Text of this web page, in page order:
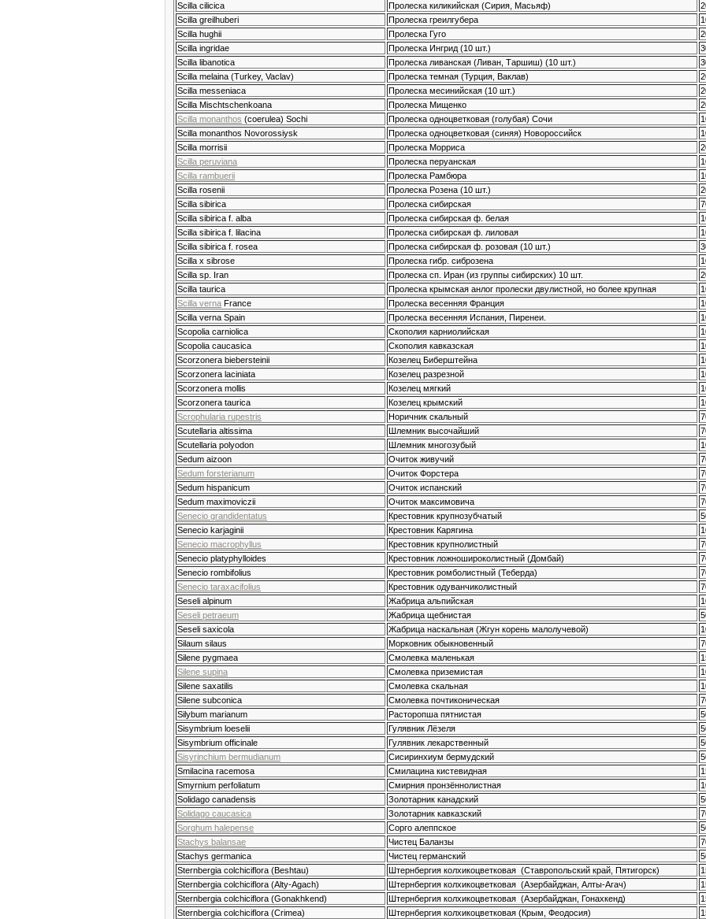
Scilla cilicica
Пролеска киликийская (Сирия, Масьяф)
Scilla greilhuberi
Пролеска греилгубера
Scilla hughii
Пролеска Гуго
Scilla ingridae
Пролеска Ингрид (10 шт.)
Scilla libanotica
Пролеска ливанская (Ливан, Таршиш) (10 шт.)
Scilla melaina (Turkey, Vaclav)
Пролеска темная (Турция, Ваклав)
Scilla messeniaca
Пролеска месинийская (10 шт.)
Scilla Mischtschenkoana
Пролеска Мищенко
Scilla monanthos (coerulea) Sochi Пролеска одноцветковая (голубая) Сочи
Scilla monanthos Novorossiysk
Пролеска одноцветковая (синяя) Новороссийск
Scilla morrisii
Пролеска Морриса
Scilla peruviana
Пролеска перуанская
Scilla rambuerii
Пролеска Рамбюра
Scilla rosenii
Пролеска Розена (10 шт.)
Scilla sibirica
Пролеска сибирская
Scilla sibirica f. alba
Пролеска сибирская ф. белая
Scilla sibirica f. lilacina
Пролеска сибирская ф. лиловая
Scilla sibirica f. rosea
Пролеска сибирская ф. розовая (10 шт.)
Scilla x sibrose
Пролеска гибр. сиброзена
Scilla sp. Iran
Пролеска сп. Иран (из группы сибирских) 10 шт.
Scilla taurica
Пролеска крымская анлог пролески двулистной, но более крупная
Scilla verna France Пролеска весенняя Франция
Scilla verna Spain
Пролеска весенняя Испания, Пиренеи.
Scopolia carniolica
Скополия карниолийская
Scopolia caucasica
Скополия кавказская
Scorzonera biebersteinii
Козелец Биберштейна
Scorzonera laciniata
Козелец разрезной
Scorzonera mollis
Козелец мягкий
Scorzonera taurica
Козелец крымский
Scrophularia rupestris
Норичник скальный
Scutellaria altissima
Шлемник высочайший
Scutellaria polyodon
Шлемник многозубый
Sedum aizoon
Очиток живучий
Sedum forsterianum
Очиток Форстера
Sedum hispanicum
Очиток испанский
Sedum maximoviczii
Очиток максимовича
Senecio grandidentatus
Крестовник крупнозубчатый
Senecio karjaginii
Крестовник Карягина
Senecio macrophyllus
Крестовник крупнолистный
Senecio platyphylloides
Крестовник ложношироколистный (Домбай)
Senecio rombifolius
Крестовник ромболистный (Теберда)
Senecio taraxacifolius
Крестовник одуванчиколистный
Seseli alpinum
Жабрица альпийская
Seseli petraeum
Жабрица щебнистая
Seseli saxicola
Жабрица наскальная (Жгун корень малолучевой)
Silaum silaus
Морковник обыкновенный
Silene pygmaea
Смолевка маленькая
Silene supina
Смолевка приземистая
Silene saxatilis
Смолевка скальная
Silene subconica
Смолевка почтиконическая
Silybum marianum
Расторопша пятнистая
Sisymbrium loeselii
Гулявник Лёзеля
Sisymbrium officinale
Гулявник лекарственный
Sisyrinchium bermudianum
Сисиринхиум бермудский
Smilacina racemosa
Смилацина кистевидная
Smyrnium perfoliatum
Смирния пронзённолистная
Solidago canadensis
Золотарник канадский
Solidago caucasica
Золотарник кавказский
Sorghum halepense
Сорго алеппское
Stachys balansae
Чистец Баланзы
Stachys germanica
Чистец германский
Sternbergia colchiciflora (Beshtau)
Штернбергия колхикоцветковая (Ставропольский край, Пятигорск)
Sternbergia colchiciflora (Alty-Agach)
Штернбергия колхикоцветковая (Азербайджан, Алты-Агач)
Sternbergia colchiciflora (Gonakhkend)
Штернбергия колхикоцветковая (Азербайджан, Гонахкенд)
Sternbergia colchiciflora (Crimea)
Штернбергия колхикоцветковая (Крым, Феодосия)